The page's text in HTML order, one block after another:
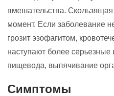
вмешательства.
момент. Если заболевание
грозит эзофагитом,
наступают более
пищевода, выпячивание
Симптомы